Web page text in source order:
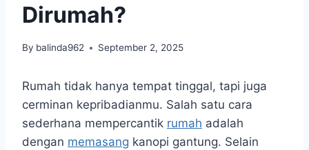
Dirumah?
By balinda962 September 2, 2025
Rumah tidak hanya tempat tinggal, tapi juga
cerminan kepribadianmu. Salah satu cara
sederhana mempercantik rumah adalah
dengan memasang kanopi gantung. Selain